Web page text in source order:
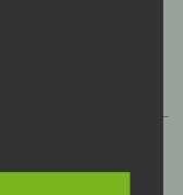
deren
verarbeitet